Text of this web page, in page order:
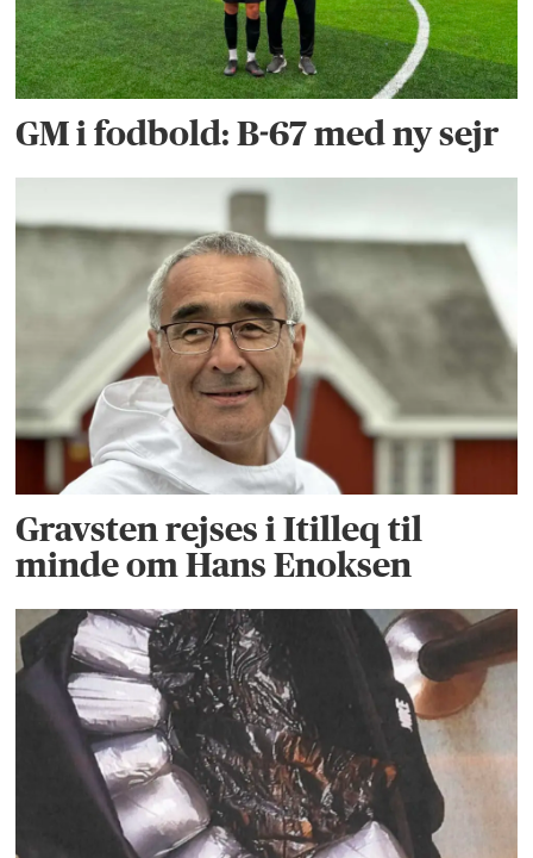
GM i fodbold: B-67 med ny sejr
Gravsten rejses i Itilleq til
minde om Hans Enoksen